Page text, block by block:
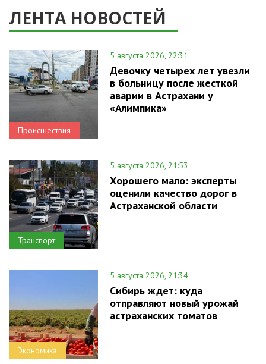
ЛЕНТА НОВОСТЕЙ
Происшествия
5 августа 2026, 22:31
Девочку четырех лет увезли
в больницу после жесткой
аварии в Астрахани у
«Алимпика»
Транспорт
5 августа 2026, 21:53
Хорошего мало: эксперты
оценили качество дорог в
Астраханской области
Экономика
5 августа 2026, 21:34
Сибирь ждет: куда
отправляют новый урожай
астраханских томатов